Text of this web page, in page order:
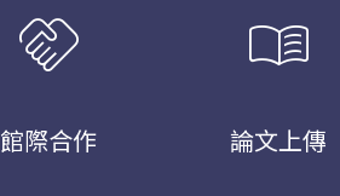
handshake
館際合作
menu_book
論文上傳